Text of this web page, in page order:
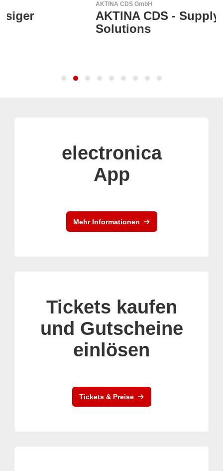
AKTINA CDS - Supply Chain
electronica
App
Mehr Informationen
Tickets kaufen
und Gutscheine
einlösen
Tickets & Preise